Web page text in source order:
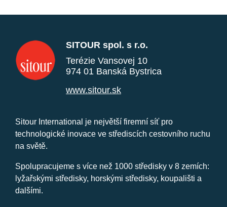
SITOUR spol. s r.o.
Terézie Vansovej 10
974 01 Banská Bystrica
www.sitour.sk
Sitour International je největší firemní síť pro
technologické inovace ve střediscích cestovního ruchu
na světě.
Spolupracujeme s více než 1000 středisky v 8 zemích:
lyžařskými středisky, horskými středisky, koupališti a
dalšími.